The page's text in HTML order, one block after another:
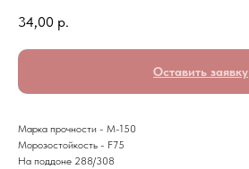
34,00 р.
Оставить заявку
Марка прочности - М-150
Морозостойкость - F75
На поддоне 288/308